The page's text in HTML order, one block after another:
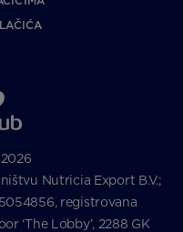
Nutricia Export B.V.;
registrovana
‘The Lobby’, 2288 GK